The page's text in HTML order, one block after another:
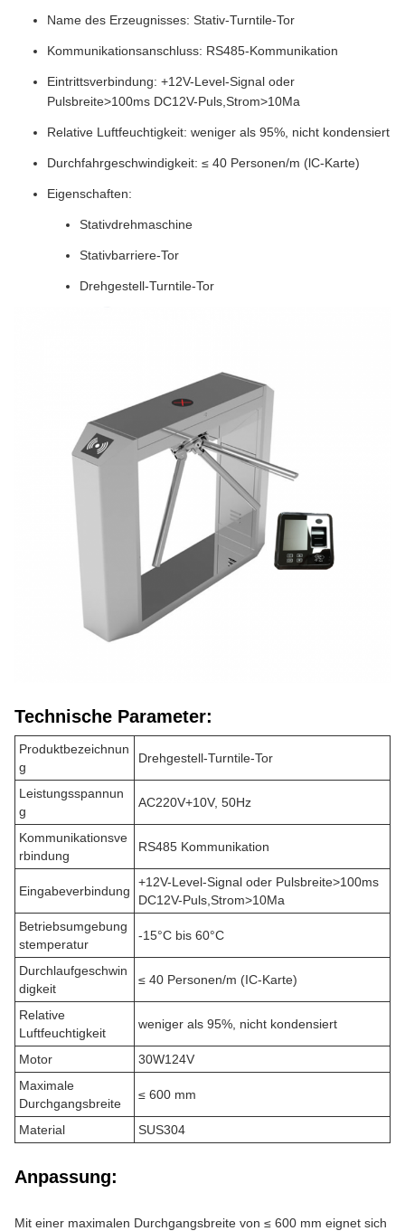
Name des Erzeugnisses: Stativ-Turntile-Tor
Kommunikationsanschluss: RS485-Kommunikation
Eintrittsverbindung: +12V-Level-Signal oder
Pulsbreite>100ms DC12V-Puls,Strom>10Ma
Relative Luftfeuchtigkeit: weniger als 95%, nicht kondensiert
Durchfahrgeschwindigkeit: ≤ 40 Personen/m (lC-Karte)
Eigenschaften:
Stativdrehmaschine
Stativbarriere-Tor
Drehgestell-Turntile-Tor
Technische Parameter:
Produktbezeichnun
g
Drehgestell-Turntile-Tor
Leistungsspannun
g
AC220V+10V, 50Hz
Kommunikationsve
rbindung
RS485 Kommunikation
Eingabeverbindung
+12V-Level-Signal oder Pulsbreite>100ms
DC12V-Puls,Strom>10Ma
Betriebsumgebung
stemperatur
-15°C bis 60°C
Durchlaufgeschwin
digkeit
≤ 40 Personen/m (IC-Karte)
Relative
Luftfeuchtigkeit
weniger als 95%, nicht kondensiert
Motor
30W124V
Maximale
Durchgangsbreite
≤ 600 mm
Material SUS304
Anpassung:
Mit einer maximalen Durchgangsbreite von ≤ 600 mm eignet sich